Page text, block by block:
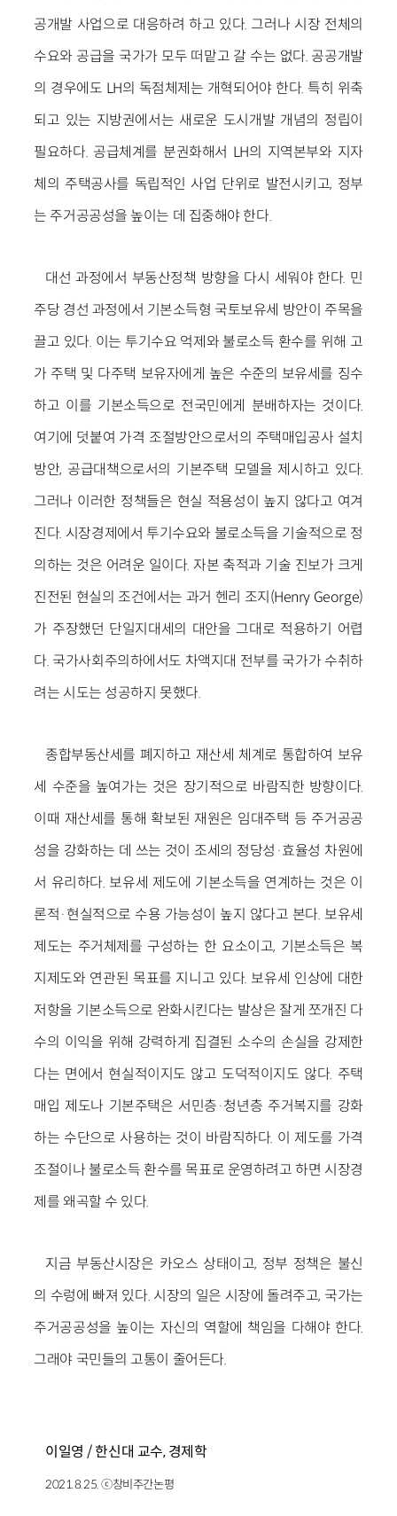
공개발 사업으로 대응하려 하고 있다. 그러나 시장 전체의
수요와 공급을 국가가 모두 떠맡고 갈 수는 없다. 공공개발
의 경우에도 LH의 독점체제는 개혁되어야 한다. 특히 위축
되고 있는 지방권에서는 새로운 도시개발 개념의 정립이
필요하다. 공급체계를 분권화해서 LH의 지역본부와 지자
체의 주택공사를 독립적인 사업 단위로 발전시키고, 정부
는 주거공공성을 높이는 데 집중해야 한다.
대선 과정에서 부동산정책 방향을 다시 세워야 한다. 민
주당 경선 과정에서 기본소득형 국토보유세 방안이 주목을
끌고 있다. 이는 투기수요 억제와 불로소득 환수를 위해 고
가 주택 및 다주택 보유자에게 높은 수준의 보유세를 징수
하고 이를 기본소득으로 전국민에게 분배하자는 것이다.
여기에 덧붙여 가격 조절방안으로서의 주택매입공사 설치
방안, 공급대책으로서의 기본주택 모델을 제시하고 있다.
그러나 이러한 정책들은 현실 적용성이 높지 않다고 여겨
진다. 시장경제에서 투기수요와 불로소득을 기술적으로 정
의하는 것은 어려운 일이다. 자본 축적과 기술 진보가 크게
진전된 현실의 조건에서는 과거 헨리 조지(Henry George)
가 주장했던 단일지대세의 대안을 그대로 적용하기 어렵
다. 국가사회주의하에서도 차액지대 전부를 국가가 수취하
려는 시도는 성공하지 못했다.
종합부동산세를 폐지하고 재산세 체계로 통합하여 보유
세 수준을 높여가는 것은 장기적으로 바람직한 방향이다.
이때 재산세를 통해 확보된 재원은 임대주택 등 주거공공
성을 강화하는 데 쓰는 것이 조세의 정당성·효율성 차원에
서 유리하다. 보유세 제도에 기본소득을 연계하는 것은 이
론적·현실적으로 수용 가능성이 높지 않다고 본다. 보유세
제도는 주거체제를 구성하는 한 요소이고, 기본소득은 복
지제도와 연관된 목표를 지니고 있다. 보유세 인상에 대한
저항을 기본소득으로 완화시킨다는 발상은 잘게 쪼개진 다
수의 이익을 위해 강력하게 집결된 소수의 손실을 강제한
다는 면에서 현실적이지도 않고 도덕적이지도 않다. 주택
매입 제도나 기본주택은 서민층·청년층 주거복지를 강화
하는 수단으로 사용하는 것이 바람직하다. 이 제도를 가격
조절이나 불로소득 환수를 목표로 운영하려고 하면 시장경
제를 왜곡할 수 있다.
지금 부동산시장은 카오스 상태이고, 정부 정책은 불신
의 수렁에 빠져 있다. 시장의 일은 시장에 돌려주고, 국가는
주거공공성을 높이는 자신의 역할에 책임을 다해야 한다.
그래야 국민들의 고통이 줄어든다.
이일영 / 한신대 교수, 경제학
2021.8.25. ⓒ창비주간논평